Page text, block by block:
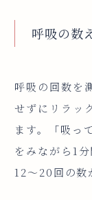
呼吸の数
呼吸の回数を
せずにリラッ
ます。「吸っ
をみながら1
12～20回の数